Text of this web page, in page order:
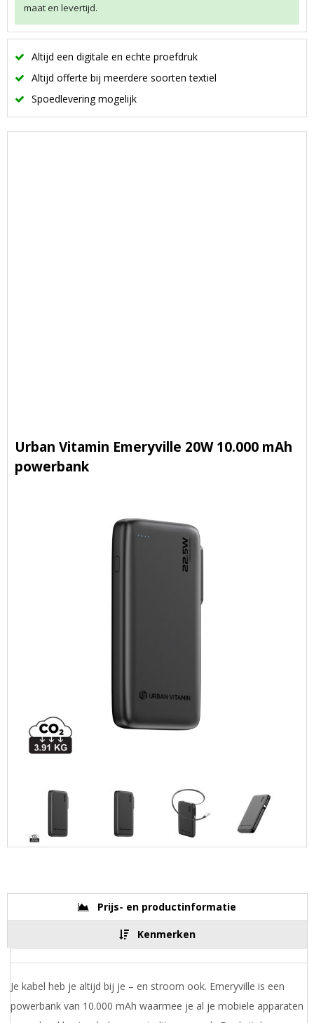
maat en levertijd.
Altijd een digitale en echte proefdruk
Altijd offerte bij meerdere soorten textiel
Spoedlevering mogelijk
Urban Vitamin Emeryville 20W 10.000 mAh
powerbank
Prijs- en productinformatie
Kenmerken
Je kabel heb je altijd bij je – en stroom ook. Emeryville is een
powerbank van 10.000 mAh waarmee je al je mobiele apparaten